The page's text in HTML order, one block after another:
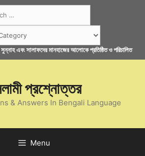
এবং সালাফদের মানহাজের আলোকে প্রতিষ্ঠিত ও পরিচালিত
প্রশ্নোত্তর
& Answers In Bengali Language
Menu